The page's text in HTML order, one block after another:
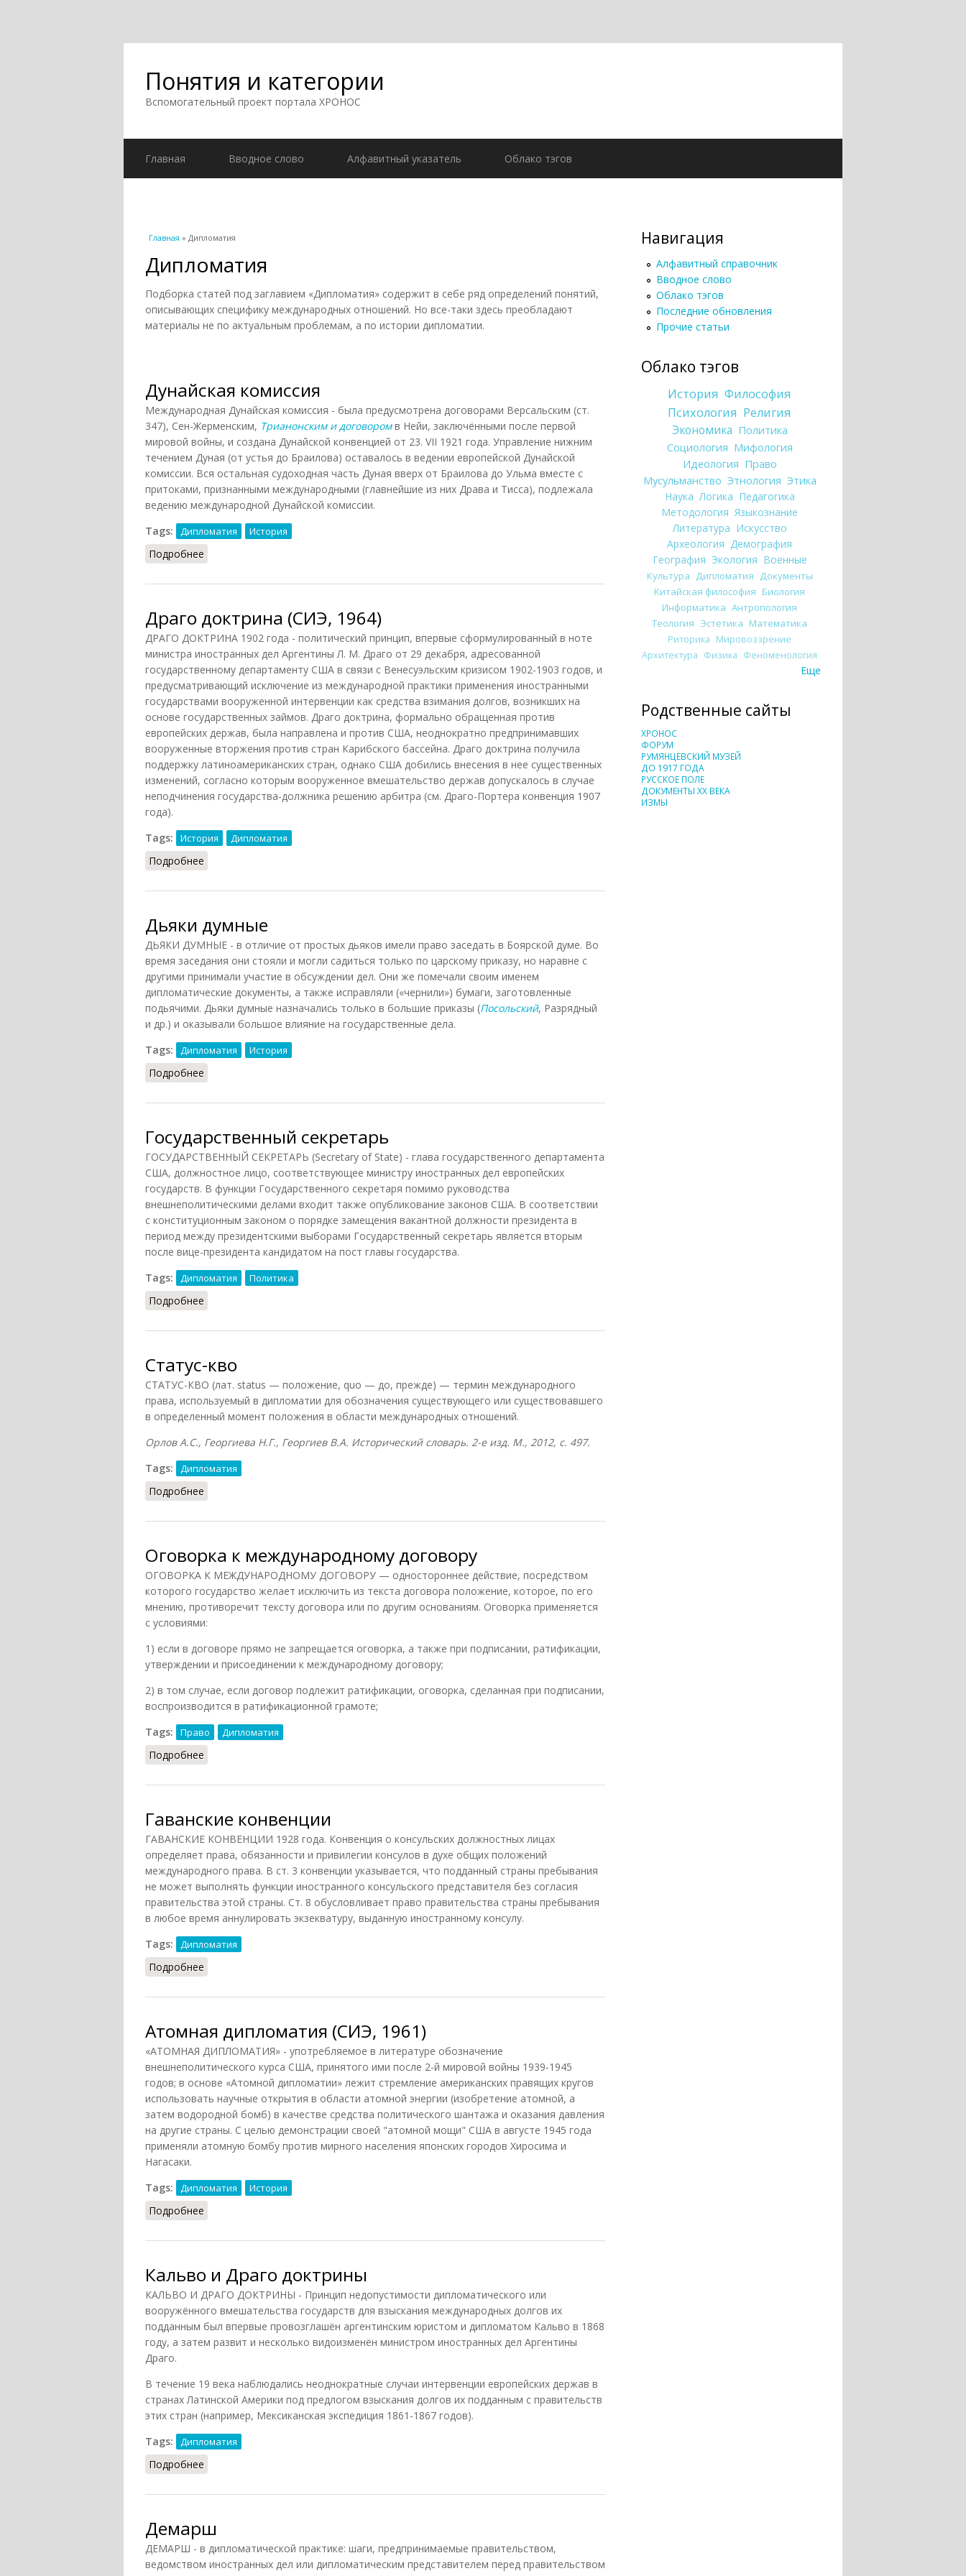
Понятия и категории
Вспомогательный проект портала ХРОНОС
Главная Вводное слово Алфавитный указатель Облако тэгов
Вы здесь
Главная » Дипломатия
Дипломатия
Подборка статей под заглавием «Дипломатия» содержит в себе ряд определений понятий,
описывающих специфику международных отношений. Но все-таки здесь преобладают
материалы не по актуальным проблемам, а по истории дипломатии.
Дунайская комиссия
Международная Дунайская комиссия - была предусмотрена договорами Версальским (ст.
347), Сен-Жерменским, Трианонским и договоромв Нейи, заключёнными после первой
мировой войны, и создана Дунайской конвенцией от 23. VII 1921 года. Управление нижним
течением Дуная (от устья до Браилова) оставалось в ведении европейской Дунайской
комиссии. Вся остальная судоходная часть Дуная вверх от Браилова до Ульма вместе с
притоками, признанными международными (главнейшие из них Драва и Тисса), подлежала
ведению международной Дунайской комиссии.
Tags:
Дипломатия История
Подробнее
Драго доктрина (СИЭ, 1964)
ДРАГО ДОКТРИНА 1902 года - политический принцип, впервые сформулированный в ноте
министра иностранных дел Аргентины Л. М. Драго от 29 декабря, адресованной
государственному департаменту США в связи с Венесуэльским кризисом 1902-1903 годов, и
предусматривающий исключение из международной практики применения иностранными
государствами вооруженной интервенции как средства взимания долгов, возникших на
основе государственных займов. Драго доктрина, формально обращенная против
европейских держав, была направлена и против США, неоднократно предпринимавших
вооруженные вторжения против стран Карибского бассейна. Драго доктрина получила
поддержку латиноамериканских стран, однако США добились внесения в нее существенных
изменений, согласно которым вооруженное вмешательство держав допускалось в случае
неподчинения государства-должника решению арбитра (см. Драго-Портера конвенция 1907
года).
Tags:
История Дипломатия
Подробнее
Дьяки думные
ДЬЯКИ ДУМНЫЕ - в отличие от простых дьяков имели право заседать в Боярской думе. Во
время заседания они стояли и могли садиться только по царскому приказу, но наравне с
другими принимали участие в обсуждении дел. Они же помечали своим именем
дипломатические документы, а также исправляли («чернили») бумаги, заготовленные
подьячими. Дьяки думные назначались только в большие приказы (Посольский, Разрядный
и др.) и оказывали большое влияние на государственные дела.
Tags:
Дипломатия История
Подробнее
Государственный секретарь
ГОСУДАРСТВЕННЫЙ СЕКРЕТАРЬ (Secretary of State) - глава государственного департамента
США, должностное лицо, соответствующее министру иностранных дел европейских
государств. В функции Государственного секретаря помимо руководства
внешнеполитическими делами входит также опубликование законов США. В соответствии
с конституционным законом о порядке замещения вакантной должности президента в
период между президентскими выборами Государственный секретарь является вторым
после вице-президента кандидатом на пост главы государства.
Tags:
Дипломатия Политика
Подробнее
Статус-кво
СТАТУС-КВО (лат. status — положение, quo — до, прежде) — термин международного
права, используемый в дипломатии для обозначения существующего или существовавшего
в определенный момент положения в области международных отношений.
Орлов А.С., Георгиева Н.Г., Георгиев В.А. Исторический словарь. 2-е изд. М., 2012, с. 497.
Tags:
Дипломатия
Подробнее
Оговорка к международному договору
ОГОВОРКА К МЕЖДУНАРОДНОМУ ДОГОВОРУ — одностороннее действие, посредством
которого государство желает исключить из текста договора положение, которое, по его
мнению, противоречит тексту договора или по другим основаниям. Оговорка применяется
с условиями:
1) если в договоре прямо не запрещается оговорка, а также при подписании, ратификации,
утверждении и присоединении к международному договору;
2) в том случае, если договор подлежит ратификации, оговорка, сделанная при подписании,
воспроизводится в ратификационной грамоте;
Tags:
Право Дипломатия
Подробнее
Гаванские конвенции
ГАВАНСКИЕ КОНВЕНЦИИ 1928 года. Конвенция о консульских должностных лицах
определяет права, обязанности и привилегии консулов в духе общих положений
международного права. В ст. 3 конвенции указывается, что подданный страны пребывания
не может выполнять функции иностранного консульского представителя без согласия
правительства этой страны. Ст. 8 обусловливает право правительства страны пребывания
в любое время аннулировать экзекватуру, выданную иностранному консулу.
Tags:
Дипломатия
Подробнее
Атомная дипломатия (СИЭ, 1961)
«АТОМНАЯ ДИПЛОМАТИЯ» - употребляемое в литературе обозначение
внешнеполитического курса США, принятого ими после 2-й мировой войны 1939-1945
годов; в основе «Атомной дипломатии» лежит стремление американских правящих кругов
использовать научные открытия в области атомной энергии (изобретение атомной, а
затем водородной бомб) в качестве средства политического шантажа и оказания давления
на другие страны. С целью демонстрации своей "атомной мощи" США в августе 1945 года
применяли атомную бомбу против мирного населения японских городов Хиросима и
Нагасаки.
Tags:
Дипломатия История
Подробнее
Кальво и Драго доктрины
КАЛЬВО И ДРАГО ДОКТРИНЫ - Принцип недопустимости дипломатического или
вооружённого вмешательства государств для взыскания международных долгов их
подданным был впервые провозглашён аргентинским юристом и дипломатом Кальво в 1868
году, а затем развит и несколько видоизменён министром иностранных дел Аргентины
Драго.
В течение 19 века наблюдались неоднократные случаи интервенции европейских держав в
странах Латинской Америки под предлогом взыскания долгов их подданным с правительств
этих стран (например, Мексиканская экспедиция 1861-1867 годов).
Tags:
Дипломатия
Подробнее
Демарш
ДЕМАРШ - в дипломатической практике: шаги, предпринимаемые правительством,
ведомством иностранных дел или дипломатическим представителем перед правительством
Навигация
Алфавитный справочник
Вводное слово
Облако тэгов
Последние обновления
Прочие статьи
Облако тэгов
История Философия
Психология Религия
Экономика Политика
Социология Мифология
Идеология Право
Мусульманство Этнология Этика
Наука Логика Педагогика
Методология Языкознание
Литература Искусство
Археология Демография
География Экология Военные
Культура Дипломатия Документы
Китайская философия Биология
Информатика Антропология
Теология Эстетика Математика
Риторика Мировоззрение
Архитектура Физика Феноменология
Еще
Родственные сайты
ХРОНОС
ФОРУМ
РУМЯНЦЕВСКИЙ МУЗЕЙ
ДО 1917 ГОДА
РУССКОЕ ПОЛЕ
ДОКУМЕНТЫ XX ВЕКА
ИЗМЫ